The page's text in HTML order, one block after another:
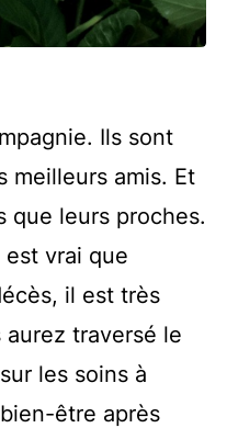
Ils sont
meilleurs amis. Et
que leurs proches.
est vrai que
il est très
traversé le
les soins à
être après